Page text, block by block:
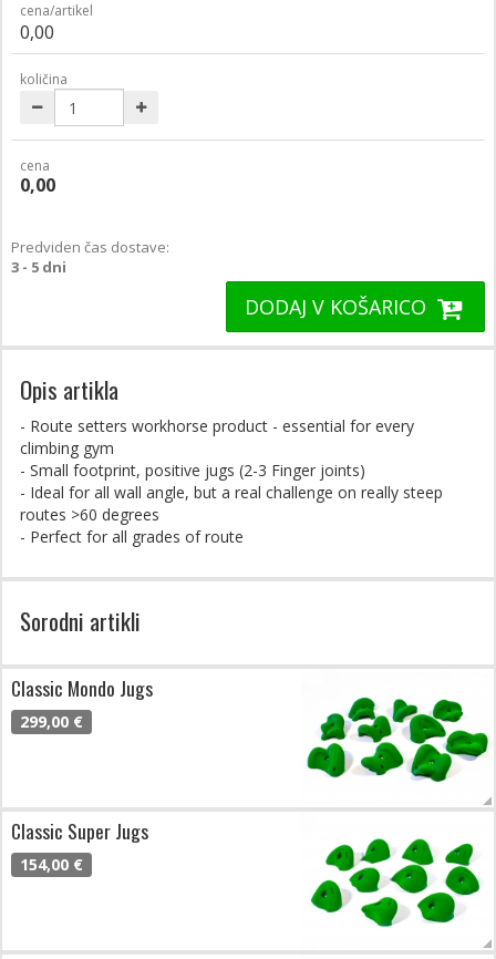
cena/artikel
0,00
količina
cena
0,00
Predviden čas dostave:
3 - 5 dni
DODAJ V KOŠARICO
Opis artikla
- Route setters workhorse product - essential for every
climbing gym
- Small footprint, positive jugs (2-3 Finger joints)
- Ideal for all wall angle, but a real challenge on really steep
routes >60 degrees
- Perfect for all grades of route
Sorodni artikli
Classic Mondo Jugs
299,00 €
Classic Super Jugs
154,00 €